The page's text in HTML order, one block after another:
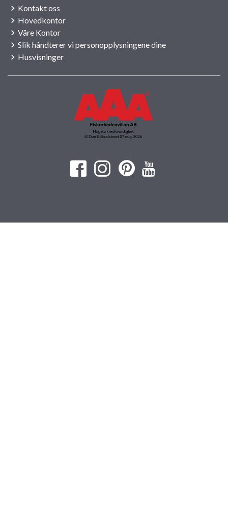
Kontakt oss
Hovedkontor
Våre Kontor
Slik håndterer vi personopplysningene dine
Husvisninger